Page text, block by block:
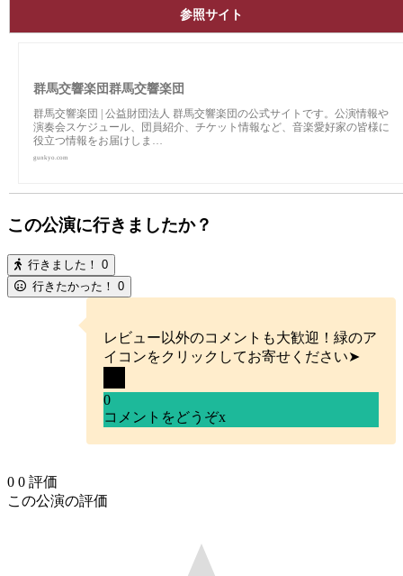
参照サイト
群馬交響楽団群馬交響楽団
群馬交響楽団 | 公益財団法人 群馬交響楽団の公式サイトです。公演情報や
演奏会スケジュール、団員紹介、チケット情報など、音楽愛好家の皆様に
役立つ情報をお届けしま…
gunkyo.com
この公演に行きましたか？
行きました！ 0
行きたかった！ 0
レビュー以外のコメントも大歓迎！緑のア
イコンをクリックしてお寄せください➤
0
コメントをどうぞx
0 0 評価
この公演の評価